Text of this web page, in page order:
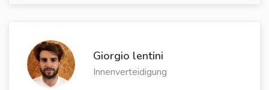
Giorgio lentini
Innenverteidigung